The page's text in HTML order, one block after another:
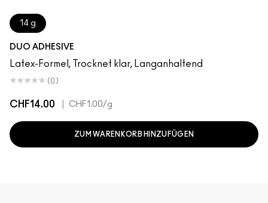
14 g
DUO ADHESIVE
Latex-Formel, Trocknet klar, Langanhaltend
(0)
CHF14.00 CHF1.00/g
ZUM WARENKORB HINZUFÜGEN